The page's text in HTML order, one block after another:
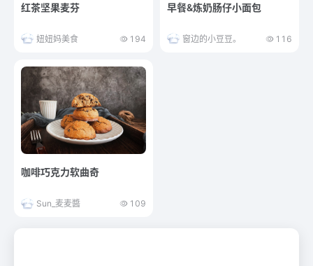
红茶坚果麦芬
妞妞妈美食 194
早餐&炼奶肠仔小面包
窗边的小豆豆。 116
咖啡巧克力软曲奇
Sun_麦麦醬 109